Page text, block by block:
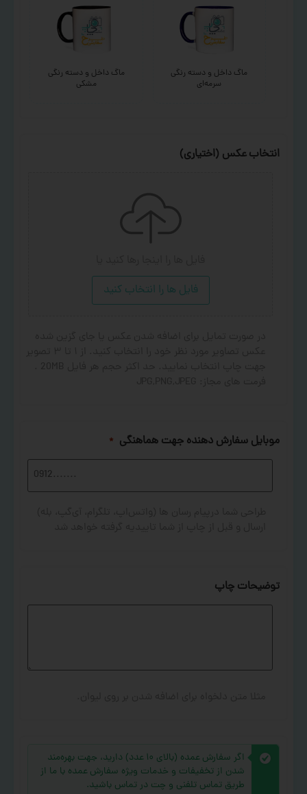
ماگ داخل و دسته رنگی
سرمه‌ای
ماگ داخل و دسته رنگی
مشکی
انتخاب عکس (اختیاری)
فایل ها را انتخاب کنید
موبایل سفارش دهنده جهت هماهنگی *
توضیحات چاپ
اگر سفارش عمده (بالای ۱۰ عدد) دارید، جهت بهره‌مند
شدن از تخفیفات و خدمات ویژه سفارش عمده با ما از
طریق تماس تلفنی و چت در تماس باشید.